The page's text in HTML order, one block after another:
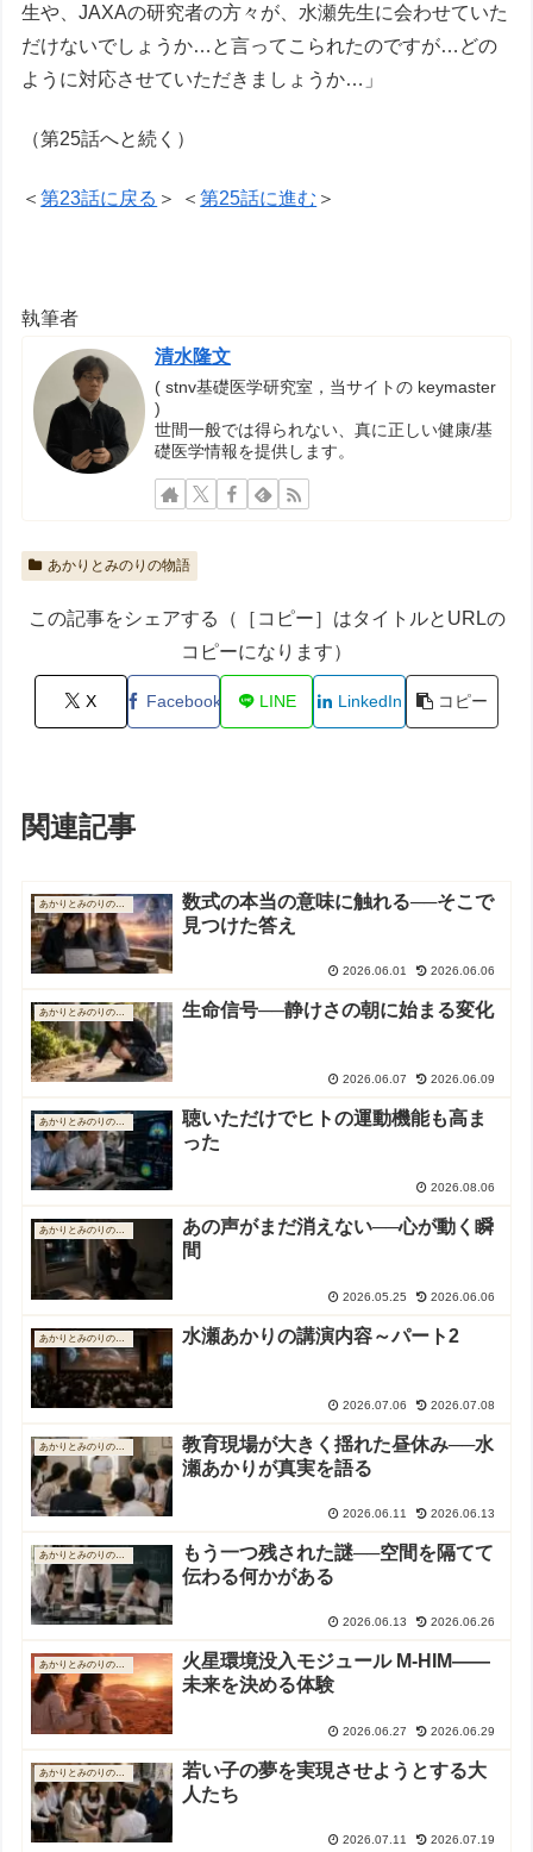
生や、JAXAの研究者の方々が、水瀬先生に会わせていた
だけないでしょうか…と言ってこられたのですが…どの
ように対応させていただきましょうか…」
（第25話へと続く）
＜第23話に戻る ＞ ＜第25話に進む ＞
執筆者
清水隆文
( stnv基礎医学研究室，当サイトの keymaster
)
世間一般では得られない、真に正しい健康/基
礎医学情報を提供します。
あかりとみのりの物語
この記事をシェアする（［コピー］はタイトルとURLの
コピーになります）
X Facebook LINE LinkedIn コピー
関連記事
あかりとみのりの物語
数式の本当の意味に触れる──そこで
見つけた答え
2026.06.01 2026.06.06
あかりとみのりの物語 生命信号──静けさの朝に始まる変化
2026.06.07 2026.06.09
あかりとみのりの物語
聴いただけでヒトの運動機能も高ま
った
2026.08.06
あかりとみのりの物語
あの声がまだ消えない──心が動く瞬
間
2026.05.25 2026.06.06
あかりとみのりの物語 水瀬あかりの講演内容～パート2
2026.07.06 2026.07.08
あかりとみのりの物語
教育現場が大きく揺れた昼休み──水
瀬あかりが真実を語る
2026.06.11 2026.06.13
あかりとみのりの物語
もう一つ残された謎──空間を隔てて
伝わる何かがある
2026.06.13 2026.06.26
あかりとみのりの物語
火星環境没入モジュール M-HIM――
未来を決める体験
2026.06.27 2026.06.29
あかりとみのりの物語
若い子の夢を実現させようとする大
人たち
2026.07.11 2026.07.19